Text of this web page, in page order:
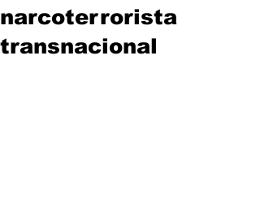
narcoterrorista
transnacional